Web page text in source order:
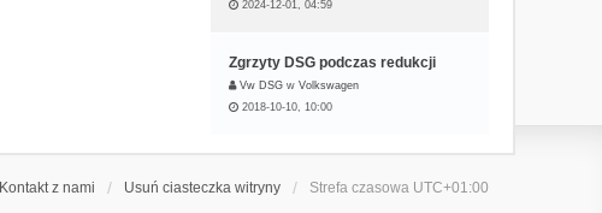
2024-12-01, 04:59
Zgrzyty DSG podczas redukcji
Vw DSG w Volkswagen
2018-10-10, 10:00
Kontakt z nami Usuń ciasteczka witryny Strefa czasowa UTC+01:00